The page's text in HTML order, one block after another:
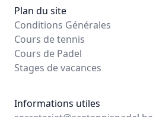
Plan du site
Conditions Générales
Cours de tennis
Cours de Padel
Stages de vacances
Informations utiles